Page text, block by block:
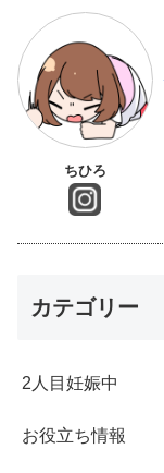
ちひろ
カテゴリー
2人目妊娠中
お役立ち情報